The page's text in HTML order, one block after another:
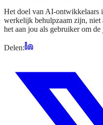
Het doel van AI-ontwikkelaars
werkelijk behulpzaam zijn, niet
het aan jou als gebruiker om
Delen: